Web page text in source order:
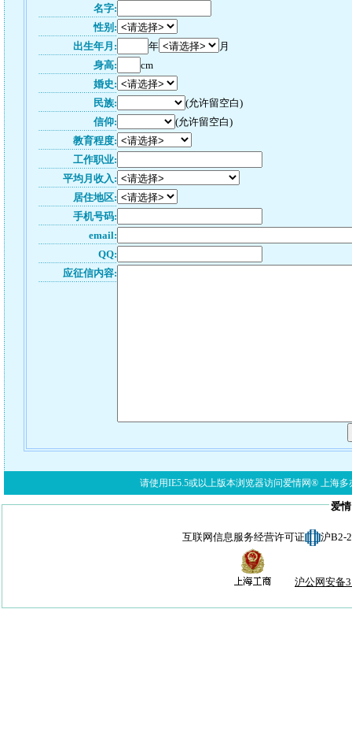
名字:
性别:
出生年月:
年
月
身高:
cm
婚史:
民族:
(允许留空白)
信仰:
(允许留空白)
教育程度:
工作职业:
平均月收入:
居住地区:
手机号码:
email:
QQ:
应征信内容:
请使用IE5.5或以上版本浏览器访问爱情网® 上海多
爱
互联网信息服务经营许可证 沪B2-
沪公网安备